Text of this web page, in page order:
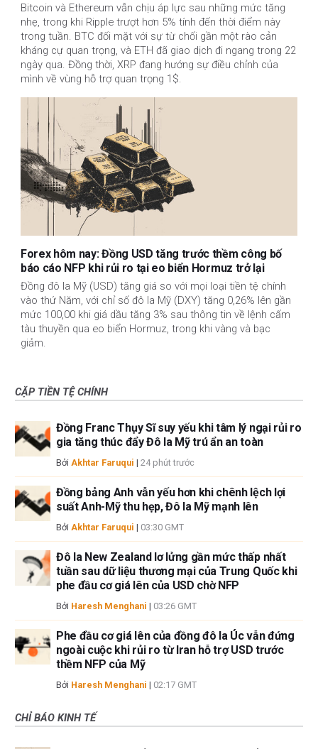
Bitcoin và Ethereum vẫn chịu áp lực sau những mức tăng
nhẹ, trong khi Ripple trượt hơn 5% tính đến thời điểm này
trong tuần. BTC đối mặt với sự từ chối gần một rào cản
kháng cự quan trọng, và ETH đã giao dịch đi ngang trong 22
ngày qua. Đồng thời, XRP đang hướng sự điều chỉnh của
mình về vùng hỗ trợ quan trọng 1$.
Forex hôm nay: Đồng USD tăng trước thềm công bố
báo cáo NFP khi rủi ro tại eo biển Hormuz trở lại
Đồng đô la Mỹ (USD) tăng giá so với mọi loại tiền tệ chính
vào thứ Năm, với chỉ số đô la Mỹ (DXY) tăng 0,26% lên gần
mức 100,00 khi giá dầu tăng 3% sau thông tin về lệnh cấm
tàu ​​thuyền qua eo biển Hormuz, trong khi vàng và bạc
giảm.
CẶP TIỀN TỆ CHÍNH
Đồng Franc Thụy Sĩ suy yếu khi tâm lý ngại rủi ro
gia tăng thúc đẩy Đô la Mỹ trú ẩn an toàn
Bởi Akhtar Faruqui | 24 phút trước
Đồng bảng Anh vẫn yếu hơn khi chênh lệch lợi
suất Anh-Mỹ thu hẹp, Đô la Mỹ mạnh lên
Bởi Akhtar Faruqui | 03:30 GMT
Đô la New Zealand lơ lửng gần mức thấp nhất
tuần sau dữ liệu thương mại của Trung Quốc khi
phe đầu cơ giá lên của USD chờ NFP
Bởi Haresh Menghani | 03:26 GMT
Phe đầu cơ giá lên của đồng đô la Úc vẫn đứng
ngoài cuộc khi rủi ro từ Iran hỗ trợ USD trước
thềm NFP của Mỹ
Bởi Haresh Menghani | 02:17 GMT
CHỈ BÁO KINH TẾ